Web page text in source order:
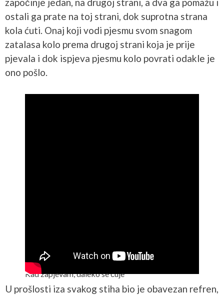
započinje jedan, na drugoj strani, a dva ga pomažu i
ostali ga prate na toj strani, dok suprotna strana
kola ćuti. Onaj koji vodi pjesmu svom snagom
zatalasa kolo prema drugoj strani koja je prije
pjevala i dok ispjeva pjesmu kolo povrati odakle je
ono pošlo.
Kad zapjevam, daleko se čuje
U prošlosti iza svakog stiha bio je obavezan refren,